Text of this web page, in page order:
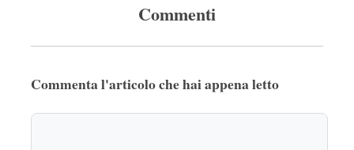
Commenti
Commenta l'articolo che hai appena letto